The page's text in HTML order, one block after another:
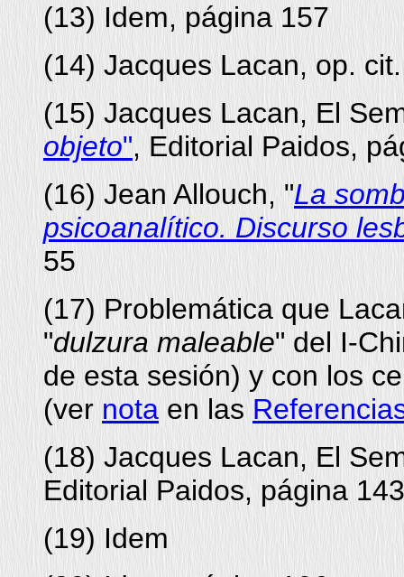
(13) Idem, página 157
(14) Jacques Lacan, op.
(15) Jacques Lacan, El
objeto", Editorial Paidos,
(16) Jean Allouch,"La
psicoanalítico. Discurso
55
(17) Problemática que
"dulzura maleable" del I-
de esta sesión) y con los
(vernota en las
(18) Jacques Lacan, El
Editorial Paidos, página 143
(19) Idem